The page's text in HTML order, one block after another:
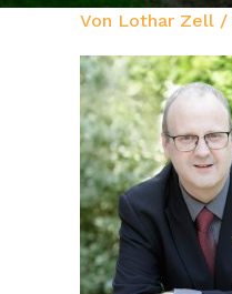
Von Lothar Zell /